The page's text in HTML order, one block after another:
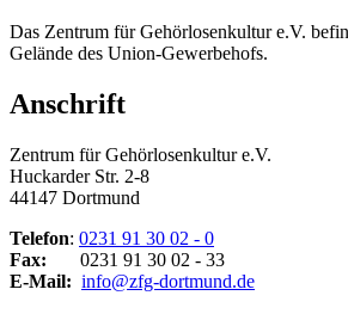
Das Zentrum für Gehörlosenkultur e.V.
Gelände des Union-Gewerbehofs.
Anschrift
Zentrum für Gehörlosenkultur e.V.
Huckarder Str. 2-8
44147 Dortmund
Telefon: 0231 91 30 02 - 0
Fax:
0231 91 30 02 - 33
E-Mail: info@zfg-dortmund.de